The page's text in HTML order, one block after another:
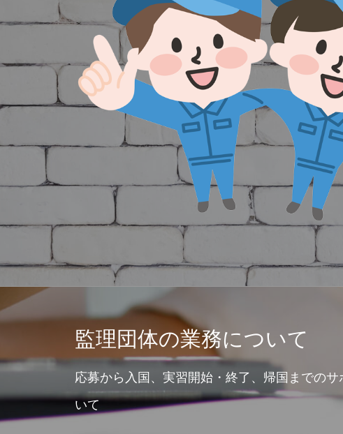
監理団体の業務について
応募から入国、実習開始・終了、帰国までのサ
いて